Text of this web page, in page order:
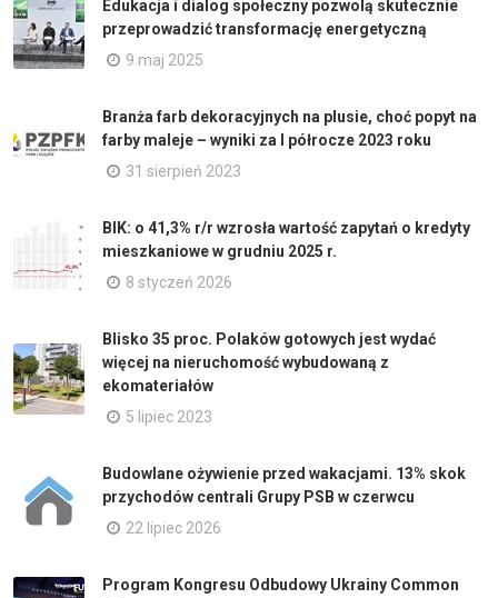
Edukacja i dialog społeczny pozwolą skutecznie
przeprowadzić transformację energetyczną
9 maj 2025
Branża farb dekoracyjnych na plusie, choć popyt na
farby maleje – wyniki za I półrocze 2023 roku
31 sierpień 2023
BIK: o 41,3% r/r wzrosła wartość zapytań o kredyty
mieszkaniowe w grudniu 2025 r.
8 styczeń 2026
Blisko 35 proc. Polaków gotowych jest wydać
więcej na nieruchomość wybudowaną z
ekomateriałów
5 lipiec 2023
Budowlane ożywienie przed wakacjami. 13% skok
przychodów centrali Grupy PSB w czerwcu
22 lipiec 2026
Program Kongresu Odbudowy Ukrainy Common